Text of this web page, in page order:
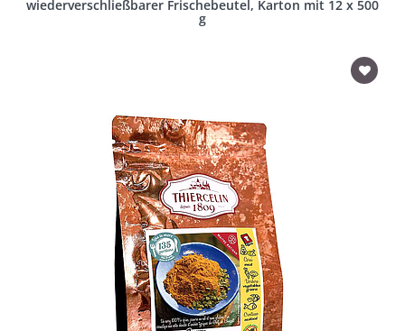
wiederverschließbarer Frischebeutel, Karton mit 12 x 500
g